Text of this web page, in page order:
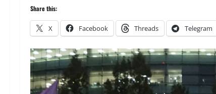
Share this:
X Facebook Threads Telegram